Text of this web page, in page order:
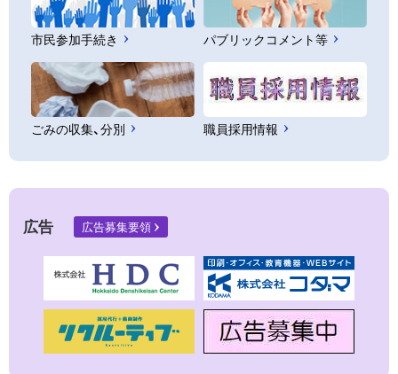
市民参加手続き パブリックコメント等
ごみの収集、分別 職員採用情報
広告 広告募集要領